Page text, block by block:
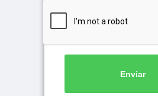
Enviar